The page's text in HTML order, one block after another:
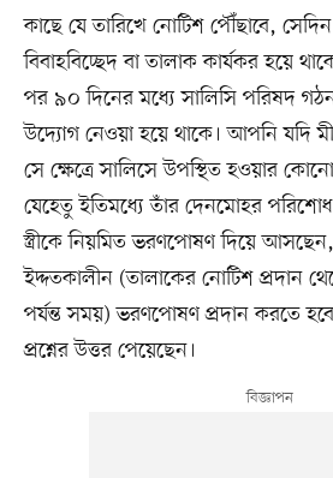
কাছে যে তারিখে নোটিশ পৌঁছাবে,
বিবাহবিচ্ছেদ বা তালাক কার্যকর হয়ে
পর ৯০ দিনের মধ্যে সালিসি পরিষদ
উদ্যোগ নেওয়া হয়ে থাকে। আপনি যদি
সে ক্ষেত্রে সালিসে উপস্থিত হওয়ার
যেহেতু ইতিমধ্যে তাঁর দেনমোহর
স্ত্রীকে নিয়মিত ভরণপোষণ দিয়ে
ইদ্দতকালীন (তালাকের নোটিশ প্রদান
পর্যন্ত সময়) ভরণপোষণ প্রদান করতে
প্রশ্নের উত্তর পেয়েছেন।